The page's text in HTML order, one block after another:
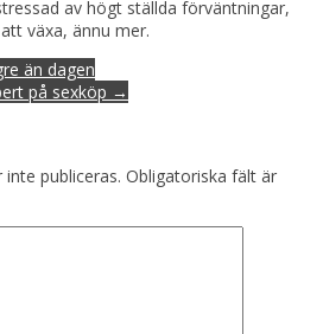
av högt ställda förväntningar,
växa, ännu mer.
än dagen
på sexköp →
publiceras. Obligatoriska fält är